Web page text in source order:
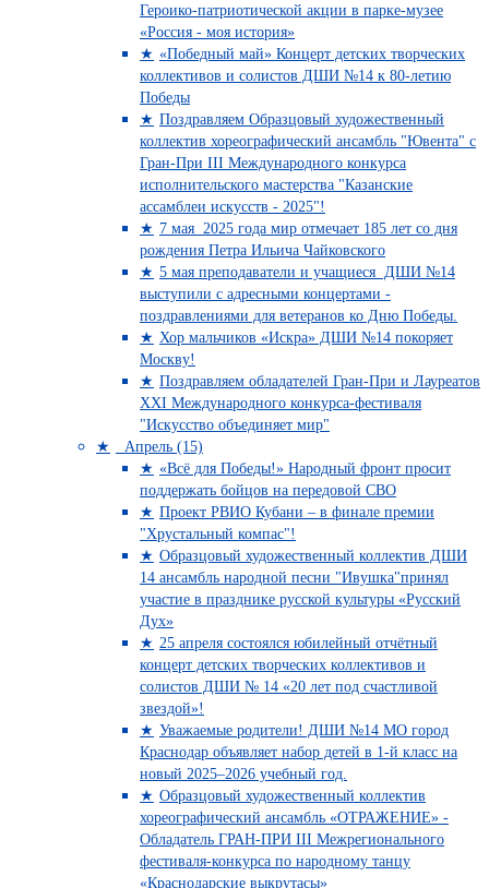
Героико-патриотической акции в парке-музее
«Россия - моя история»
«Победный май» Концерт детских творческих
коллективов и солистов ДШИ №14 к 80-летию
Победы
Поздравляем Образцовый художественный
коллектив хореографический ансамбль "Ювента" с
Гран-При III Международного конкурса
исполнительского мастерства "Казанские
ассамблеи искусств - 2025"!
7 мая 2025 года мир отмечает 185 лет со дня
рождения Петра Ильича Чайковского
5 мая преподаватели и учащиеся ДШИ №14
выступили с адресными концертами -
поздравлениями для ветеранов ко Дню Победы.
Хор мальчиков «Искра» ДШИ №14 покоряет
Москву!
Поздравляем обладателей Гран-При и Лауреатов
XXI Международного конкурса-фестиваля
"Искусство объединяет мир"
Апрель (15)
«Всё для Победы!» Народный фронт просит
поддержать бойцов на передовой СВО
Проект РВИО Кубани – в финале премии
"Хрустальный компас"!
Образцовый художественный коллектив ДШИ
14 ансамбль народной песни "Ивушка"принял
участие в празднике русской культуры «Русский
Дух»
25 апреля состоялся юбилейный отчётный
концерт детских творческих коллективов и
солистов ДШИ № 14 «20 лет под счастливой
звездой»!
Уважаемые родители! ДШИ №14 МО город
Краснодар объявляет набор детей в 1-й класс на
новый 2025–2026 учебный год.
Образцовый художественный коллектив
хореографический ансамбль «ОТРАЖЕНИЕ» -
Обладатель ГРАН-ПРИ III Межрегионального
фестиваля-конкурса по народному танцу
«Краснодарские выкрутасы»